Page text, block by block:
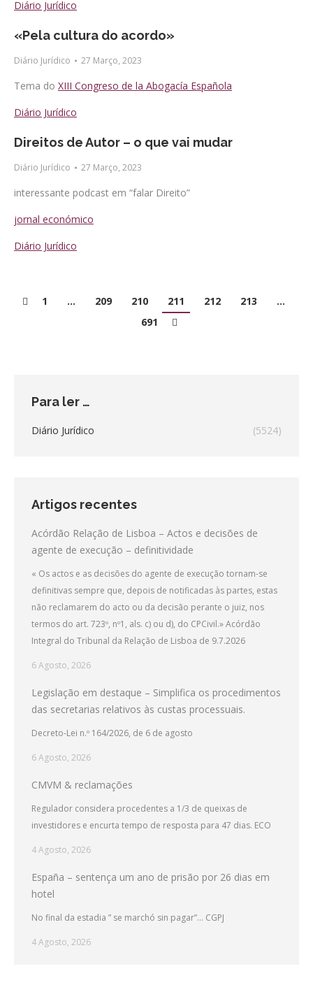
Diário Jurídico
«Pela cultura do acordo»
Diário Jurídico 27 Março, 2023
Tema do XIII Congreso de la Abogacía Española
Diário Jurídico
Direitos de Autor – o que vai mudar
Diário Jurídico 27 Março, 2023
interessante podcast em “falar Direito”
jornal económico
Diário Jurídico
1 … 209 210 211 212 213
…
691
Para ler …
Diário Jurídico (5524)
Artigos recentes
Acórdão Relação de Lisboa – Actos e decisões de
agente de execução – definitividade
« Os actos e as decisões do agente de execução tornam-se
definitivas sempre que, depois de notificadas às partes, estas
não reclamarem do acto ou da decisão perante o juiz, nos
termos do art. 723º, nº1, als. c) ou d), do CPCivil.» Acórdão
Integral do Tribunal da Relação de Lisboa de 9.7.2026
6 Agosto, 2026
Legislação em destaque – Simplifica os procedimentos
das secretarias relativos às custas processuais.
Decreto-Lei n.º 164/2026, de 6 de agosto
6 Agosto, 2026
CMVM & reclamações
Regulador considera procedentes a 1/3 de queixas de
investidores e encurta tempo de resposta para 47 dias. ECO
4 Agosto, 2026
España – sentença um ano de prisão por 26 dias em
hotel
No final da estadia ” se marchó sin pagar”… CGPJ
4 Agosto, 2026